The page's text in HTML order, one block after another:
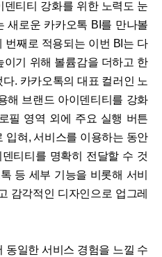
티티 강화를 위한 노력도 눈
새로운 카카오톡 BI를 만나볼
번째로 적용되는 이번 BI는 다
기 위해 볼륨감을 더하고 한
. 카카오톡의 대표 컬러인 노
해 브랜드 아이덴티티를 강화
필 영역 외에 주요 실행 버튼
입혀, 서비스를 이용하는 동안
티티를 명확히 전달할 수 것
등 세부 기능을 비롯해 서비
감각적인 디자인으로 업그레
동일한 서비스 경험을 느낄 수